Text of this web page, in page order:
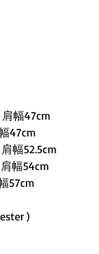
幅47cm
47cm
幅52.5cm
幅54cm
57cm
)